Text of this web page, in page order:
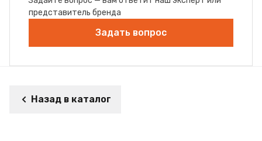
представитель бренда
Задать вопрос
Назад в каталог